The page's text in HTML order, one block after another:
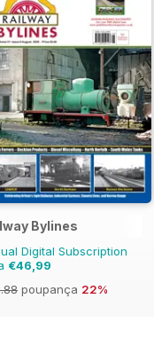
Bylines
Digital Subscription
€46,99
poupança 22%